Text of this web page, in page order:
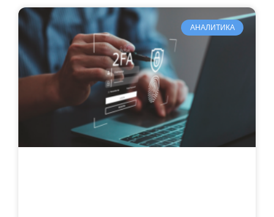
АНАЛИТИКА